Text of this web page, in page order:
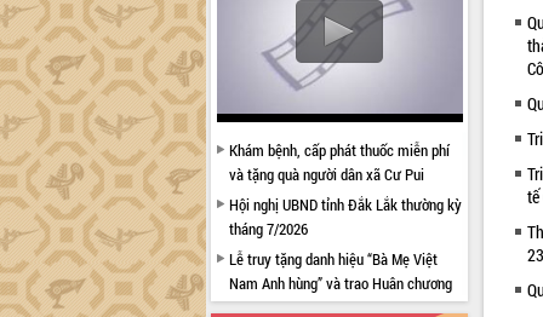
Khám bệnh, cấp phát thuốc miễn phí
và tặng quà người dân xã Cư Pui
Hội nghị UBND tỉnh Đắk Lắk thường kỳ
tháng 7/2026
Lễ truy tặng danh hiệu “Bà Mẹ Việt
Nam Anh hùng” và trao Huân chương
Lao động